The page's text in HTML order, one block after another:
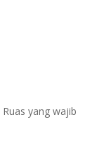
Ruas yang wajib